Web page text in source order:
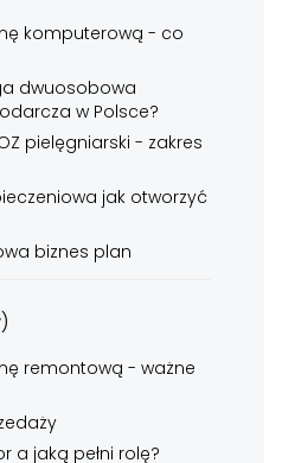
komputerową - co
dwuosobowa
w Polsce?
pielęgniarski - zakres
jak otworzyć
biznes plan
remontową - ważne
a jaką pełni rolę?